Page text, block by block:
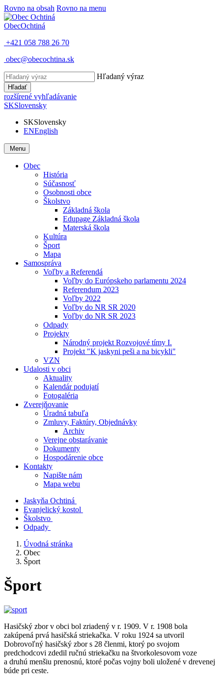
Rovno na obsah Rovno na menu
ObecOchtiná
+421 058 788 26 70
obec@obecochtina.sk
Hľadaný výraz
Hľadať
rozšírené vyhľadávanie
SKSlovensky
SKSlovensky
ENEnglish
Menu
Obec
História
Súčasnosť
Osobnosti obce
Školstvo
Základná škola
Edupage Základná škola
Materská škola
Kultúra
Šport
Mapa
Samospráva
Voľby a Referendá
Voľby do Európskeho parlamentu 2024
Referendum 2023
Voľby 2022
Voľby do NR SR 2020
Voľby do NR SR 2023
Odpady
Projekty
Národný projekt Rozvojové tímy I.
Projekt "K jaskyni peši a na bicykli"
VZN
Udalosti v obci
Aktuality
Kalendár podujatí
Fotogaléria
Zverejňovanie
Úradná tabuľa
Zmluvy, Faktúry, Objednávky
Archiv
Verejne obstarávanie
Dokumenty
Hospodárenie obce
Kontakty
Napište nám
Mapa webu
Jaskyňa Ochtiná
Evanjelický kostol
Školstvo
Odpady
Úvodná stránka
Obec
Šport
Šport
Hasičský zbor v obci bol zriadený v r. 1909. V r. 1908 bola
zakúpená prvá hasičská striekačka. V roku 1924 sa utvoril
Dobrovoľný hasičský zbor s 28 členmi, ktorý po svojom
predchodcovi zdedil ručnú striekačku na štvorkolesovom voze
a druhú menšiu prenosnú, ktoré počas vojny boli uložené v drevenej
búde pri ceste.